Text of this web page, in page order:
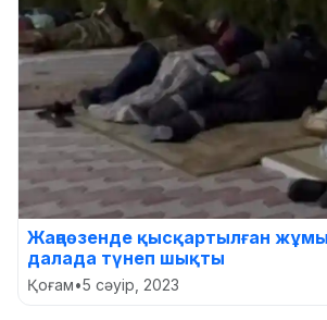
Жаңаөзенде қысқартылған
далада түнеп шықты
Қоғам•5 сәуір, 2023